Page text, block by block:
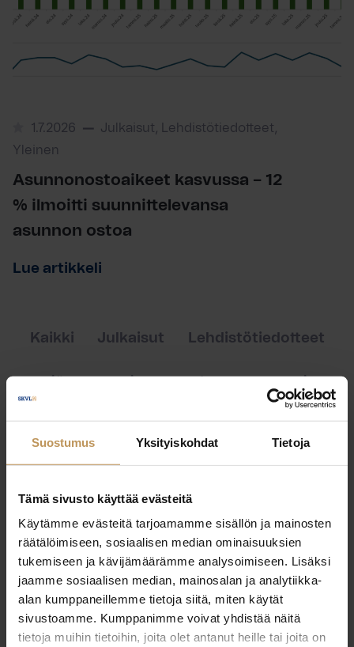
Suostumus Yksityiskohdat Tietoja
Tämä sivusto käyttää evästeitä
Käytämme evästeitä tarjoamamme sisällön ja mainosten
räätälöimiseen, sosiaalisen median ominaisuuksien
tukemiseen ja kävijämäärämme analysoimiseen. Lisäksi
jaamme sosiaalisen median, mainosalan ja analytiikka-
alan kumppaneillemme tietoja siitä, miten käytät
sivustoamme. Kumppanimme voivat yhdistää näitä
tietoja muihin tietoihin, joita olet antanut heille tai joita on
1.7.2026
Julkaisut, Lehdistötiedotteet,
Yleinen
Asunnonostoaikeet kasvussa – 12
% ilmoitti suunnittelevansa
asunnon ostoa
Lue artikkeli
Kaikki Julkaisut Lehdistötiedotteet